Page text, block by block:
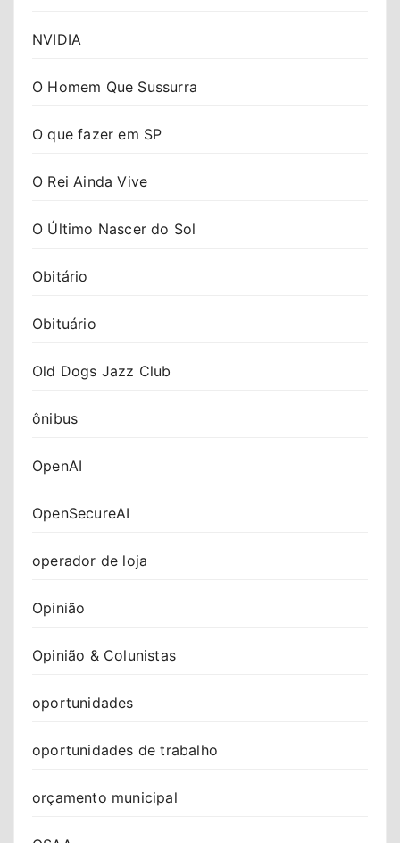
NVIDIA
O Homem Que Sussurra
O que fazer em SP
O Rei Ainda Vive
O Último Nascer do Sol
Obitário
Obituário
Old Dogs Jazz Club
ônibus
OpenAI
OpenSecureAI
operador de loja
Opinião
Opinião & Colunistas
oportunidades
oportunidades de trabalho
orçamento municipal